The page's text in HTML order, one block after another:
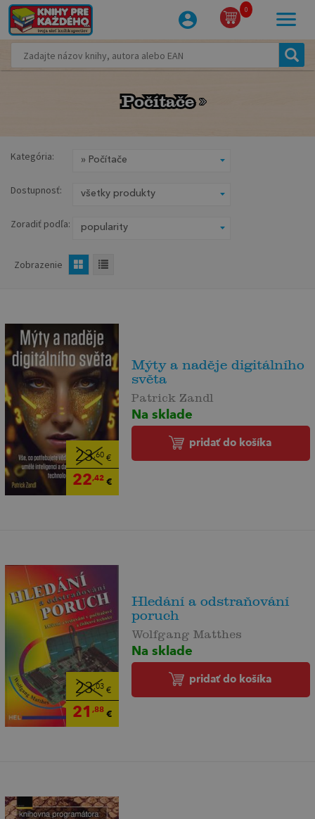
0
Počítače
Počítače
Kategória:
Dostupnosť:
Zoradiť podľa:
Zobrazenie
23,60€
22,42€
Mýty a naděje digitálního
světa
Patrick Zandl
Na sklade
pridať do košíka
23,03€
21 ,88€
Hledání a odstraňování
poruch
Wolfgang Matthes
Na sklade
pridať do košíka